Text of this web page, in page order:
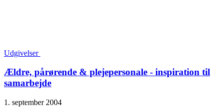
Udgivelser
Ældre, pårørende & plejepersonale - inspiration til
samarbejde
1. september 2004